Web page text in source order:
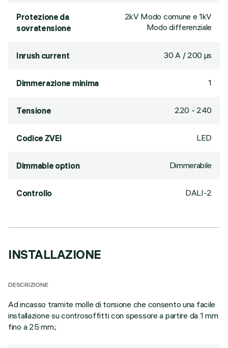
Protezione da
sovratensione
2kV Modo comune e 1kV
Modo differenziale
Inrush current 30 A / 200 µs
Dimmerazione minima 1
Tensione 220 - 240
Codice ZVEI LED
Dimmable option Dimmerabile
Controllo DALI-2
INSTALLAZIONE
DESCRIZIONE
Ad incasso tramite molle di torsione che consento una facile
installazione su controsoffitti con spessore a partire da 1 mm
fino a 25 mm.;